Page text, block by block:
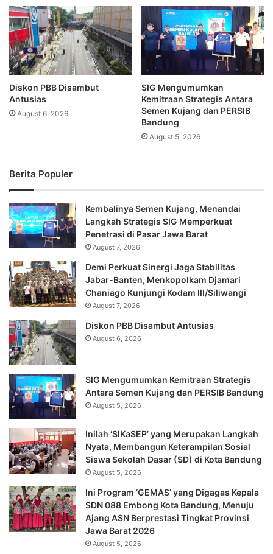
Diskon PBB Disambut
Antusias
August 6, 2026
SIG Mengumumkan
Kemitraan Strategis Antara
Semen Kujang dan PERSIB
Bandung
August 5, 2026
Berita Populer
Kembalinya Semen Kujang, Menandai
Langkah Strategis SIG Memperkuat
Penetrasi di Pasar Jawa Barat
August 7, 2026
Demi Perkuat Sinergi Jaga Stabilitas
Jabar-Banten, Menkopolkam Djamari
Chaniago Kunjungi Kodam III/Siliwangi
August 7, 2026
Diskon PBB Disambut Antusias
August 6, 2026
SIG Mengumumkan Kemitraan Strategis
Antara Semen Kujang dan PERSIB Bandung
August 5, 2026
Inilah ‘SIKaSEP’ yang Merupakan Langkah
Nyata, Membangun Keterampilan Sosial
Siswa Sekolah Dasar (SD) di Kota Bandung
August 5, 2026
Ini Program ‘GEMAS’ yang Digagas Kepala
SDN 088 Embong Kota Bandung, Menuju
Ajang ASN Berprestasi Tingkat Provinsi
Jawa Barat 2026
August 5, 2026